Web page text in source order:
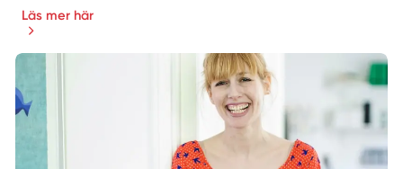
Läs mer här